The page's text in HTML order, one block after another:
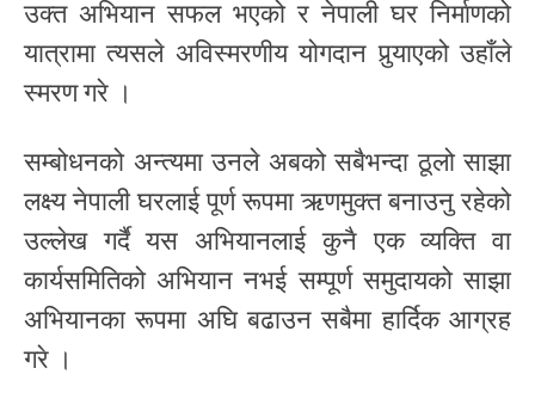
उक्त अभियान सफल भएको र नेपाली घर निर्माणको
यात्रामा त्यसले अविस्मरणीय योगदान पुर्‍याएको उहाँले
स्मरण गरे ।
सम्बोधनको अन्त्यमा उनले अबको सबैभन्दा ठूलो साझा
लक्ष्य नेपाली घरलाई पूर्ण रूपमा ऋणमुक्त बनाउनु रहेको
उल्लेख गर्दै यस अभियानलाई कुनै एक व्यक्ति वा
कार्यसमितिको अभियान नभई सम्पूर्ण समुदायको साझा
अभियानका रूपमा अघि बढाउन सबैमा हार्दिक आग्रह
गरे ।